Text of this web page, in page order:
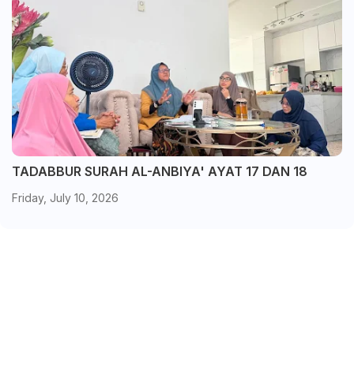
TADABBUR SURAH AL-ANBIYA' AYAT 17 DAN 18
Friday, July 10, 2026